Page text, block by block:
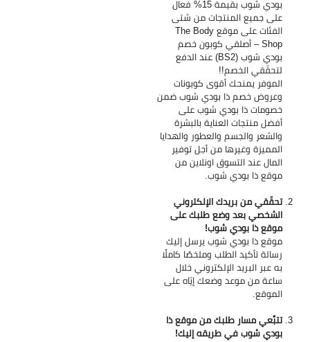
بودي شوب بقيمة 15% فعال
على جميع المنتجات من شتى
الفئات على موقع The Body
Shop – أصلقي كوبون خصم
بودي شوب (BS2) عند الدفع
لتحقّقي الخصم!!
الموفر يمنحك أقوى كوبونات
وعروض خصم ذا بودي شوب ضمن
خصومات ذا بودي شوب على
أفضل منتجات العناية بالبشرة
والشعر والجسم والعطور والهدايا
المميزة وغيرها من أجل توفير
المال عند التسوق اونلاين من
موقع ذا بودي شوب.
تحقّقي من بريدك الإلكتروني
الشخصي بعد وضع طلبك على
موقع ذا بودي شوب!
موقع ذا بودي شوب يرسل إليك
رسالة تأكيد الطلب وملخصًا كاملًا
به عبر البريد الإلكتروني خلال
ساعة من موعد وضعك إيّاه على
الموقع.
تتبَّعي مسار طلبك من موقع ذا
بودي شوب في طريقه إليك!